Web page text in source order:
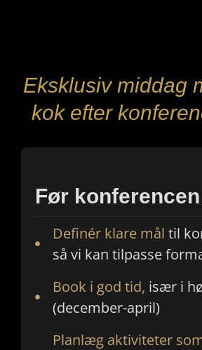
Eksklusiv middag
kok efter
Før konferencen
Definér klare mål til
så vi kan tilpasse
Book i god tid, især i
(december-april)
Planlæg aktiviteter